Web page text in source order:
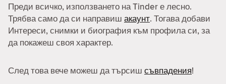
Преди всичко, използването на Tinder е лесно.
Трябва само да си направиш акаунт. Тогава добави
Интереси, снимки и биография към профила си, за
да покажеш своя характер.
След това вече можеш да търсиш съвпадения!